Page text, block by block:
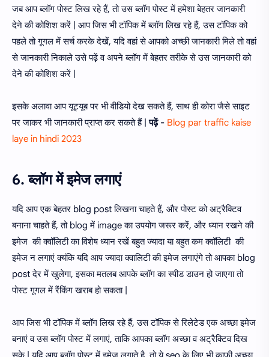
जब आप ब्लॉग पोस्ट लिख रहे हैं, तो उस ब्लॉग पोस्ट में हमेशा बेहतर जानकारी
देने की कोशिश करें | आप जिस भी टॉपिक में ब्लॉग लिख रहे हैं, उस टॉपिक को
पहले तो गूगल में सर्च करके देखें, यदि वहां से आपको अच्छी जानकारी मिले तो वहां
से जानकारी निकाले उसे पढ़ें व अपने ब्लॉग में बेहतर तरीके से उस जानकारी को
देने की कोशिश करें |
इसके अलावा आप यूट्यूब पर भी वीडियो देख सकते हैं, साथ ही कोरा जैसे साइट
पर जाकर भी जानकारी प्राप्त कर सकते हैं |पढ़ें - Blog par traffic kaise
laye in hindi 2023
6. ब्लॉग में इमेज लगाएं
यदि आप एक बेहतर blog post लिखना चाहते हैं, और पोस्ट को अट्रैक्टिव
बनाना चाहते हैं, तो blog में image का उपयोग जरूर करें, और ध्यान रखने की
इमेज की क्वॉलिटी का विशेष ध्यान रखें बहुत ज्यादा या बहुत कम क्वॉलिटी की
इमेज न लगाएं क्यंकि यदि आप ज्यादा क्वालिटी की इमेज लगाएंगे तो आपका blog
post देर में खुलेगा, इसका मतलब आपके ब्लॉग का स्पीड डाउन हो जाएगा तो
पोस्ट गूगल में रैंकिंग खराब हो सकता |
आप जिस भी टॉपिक में ब्लॉग लिख रहे हैं, उस टॉपिक से रिलेटेड एक अच्छा इमेज
बनाएं व उस ब्लॉग पोस्ट में लगाएं, ताकि आपका ब्लॉग अच्छा व अट्रैक्टिव दिख